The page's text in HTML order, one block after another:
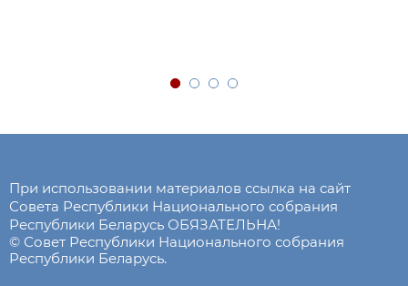
При использовании материалов ссылка на сайт
Совета Республики Национального собрания
Республики Беларусь ОБЯЗАТЕЛЬНА!
© Совет Республики Национального собрания
Республики Беларусь.